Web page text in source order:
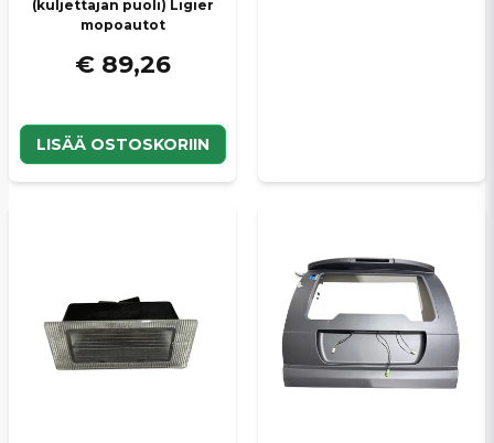
(kuljettajan puoli) Ligier
mopoautot
€ 89,26
LISÄÄ OSTOSKORIIN